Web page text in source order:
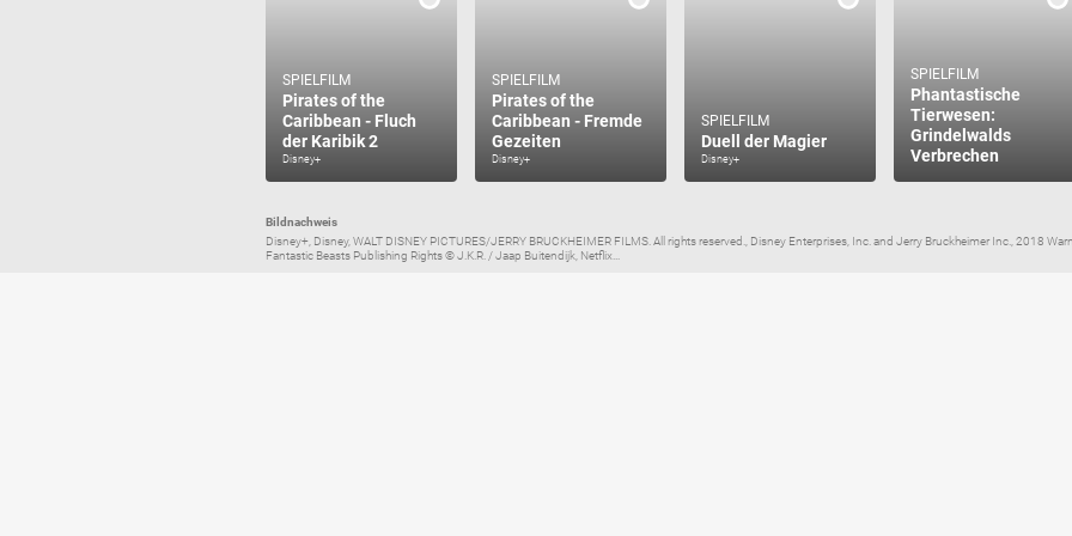
SPIELFILM
Pirates of the
Caribbean - Fluch
der Karibik 2
Disney+
SPIELFILM
Pirates of the
Caribbean - Fremde
Gezeiten
Disney+
SPIELFILM
Duell der Magier
Disney+
SPIELFILM
Phantastische
Tierwesen:
Grindelwalds
Verbrechen
Bildnachweis
Disney+, Disney, WALT DISNEY PICTURES/JERRY BRUCKHEIMER FILMS. All rights reserved., Disney Enterprises, Inc. and Jerry Bruckheimer Inc., 2018
Fantastic Beasts Publishing Rights © J.K.R. / Jaap Buitendijk, Netflix...